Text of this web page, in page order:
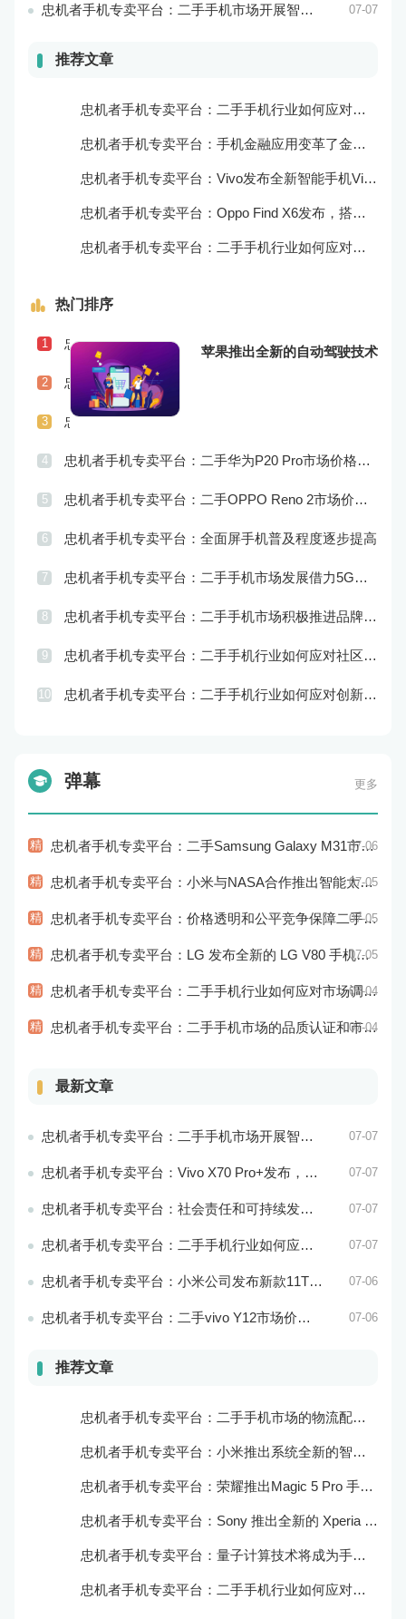
忠机者手机专卖平台：二手手机市场开展智能化运营，优化市场流程和效率 07-07
推荐文章
忠机者手机专卖平台：二手手机行业如何应对自动化生产的趋势
忠机者手机专卖平台：手机金融应用变革了金融行业
忠机者手机专卖平台：Vivo发布全新智能手机Vivo Y90
忠机者手机专卖平台：Oppo Find X6发布，搭载高通骁龙898芯片
忠机者手机专卖平台：二手手机行业如何应对物流运营的优化
热门排序
苹果推出全新的自动驾驶技术
1 忠机者手机专卖平台：二手手机行业如何应对社会民生问题
2 忠机者手机专卖平台：LG发布Wing智能手机，支持双屏交互
3 忠机者手机专卖平台：二手手机行业如何应对供应链管理的挑战
4 忠机者手机专卖平台：二手华为P20 Pro市场价格持续波动
5 忠机者手机专卖平台：二手OPPO Reno 2市场价格相对稳定
6 忠机者手机专卖平台：全面屏手机普及程度逐步提高
7 忠机者手机专卖平台：二手手机市场发展借力5G，迎来新机遇
8 忠机者手机专卖平台：二手手机市场积极推进品牌转型，实现品牌创新和升级
9 忠机者手机专卖平台：二手手机行业如何应对社区运营的重要性
10 忠机者手机专卖平台：二手手机行业如何应对创新驱动的发展
弹幕 更多
精 忠机者手机专卖平台：二手Samsung Galaxy M31市场价格持续下跌07-06
精 忠机者手机专卖平台：小米与NASA合作推出智能太空手表07-05
精 忠机者手机专卖平台：价格透明和公平竞争保障二手手机交易市场的稳定性和健康发展07-05
精 忠机者手机专卖平台：LG 发布全新的 LG V80 手机，支持 5G 网络07-05
精 忠机者手机专卖平台：二手手机行业如何应对市场调整的变动07-04
精 忠机者手机专卖平台：二手手机市场的品质认证和市场溯源07-04
最新文章
忠机者手机专卖平台：二手手机市场开展智能化运营，优化市场流程和效率 07-07
忠机者手机专卖平台：Vivo X70 Pro+发布，搭载超强的拍照能力和高效的处理器 07-07
忠机者手机专卖平台：社会责任和可持续发展是二手手机行业发展的关键 07-07
忠机者手机专卖平台：二手手机行业如何应对环境保护的责任 07-07
忠机者手机专卖平台：小米公司发布新款11T Pro手机，搭载120W快充技术 07-06
忠机者手机专卖平台：二手vivo Y12市场价格相对稳定 07-06
推荐文章
忠机者手机专卖平台：二手手机市场的物流配送和出售方式
忠机者手机专卖平台：小米推出系统全新的智能厨房
忠机者手机专卖平台：荣耀推出Magic 5 Pro 手机，搭载麒麟9000处理器和5000万像素主摄像头
忠机者手机专卖平台：Sony 推出全新的 Xperia 1 III 手机，展现出卓越的技术和品质
忠机者手机专卖平台：量子计算技术将成为手机行业的新的发展方向
忠机者手机专卖平台：二手手机行业如何应对生态系统的要求